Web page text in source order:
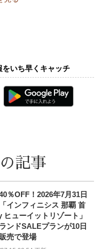
いち早くキャッチ
記事
％OFF！2026年7月31日
インフィニシス 那覇 首
ヒューイットリゾート」
ンドSALEプランが10日
売で登場